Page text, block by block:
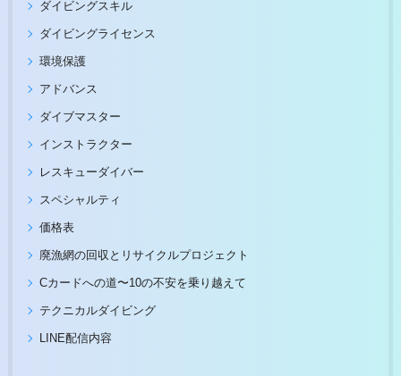
ダイビングスキル
ダイビングライセンス
環境保護
アドバンス
ダイブマスター
インストラクター
レスキューダイバー
スペシャルティ
価格表
廃漁網の回収とリサイクルプロジェクト
Cカードへの道〜10の不安を乗り越えて
テクニカルダイビング
LINE配信内容